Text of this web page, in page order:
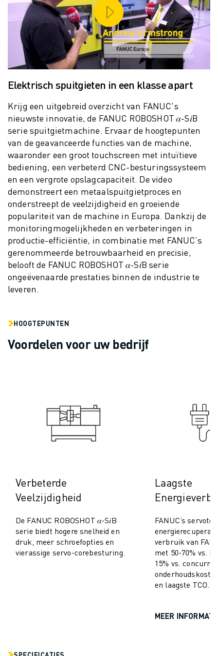
ROBOSHOT TOTAL COST OF OWNERSHIP
DRAADVONKMACHINES
ROBOCUT DRAADVONKMACHINES
ROBOCUT HARDWARE
ROBOCUT SOFTWARE
ROBOCUT DUURZAAMHEID
IIOT-OPLOSSINGEN
SMART FACTORY OPLOSSINGEN
SMART FACTORY OPLOSSINGEN VOOR EEN EFFICIËNTERE
PRODUCT REGISTRATIE » FANUC PORTAAL
CASE STUDIES
OPLOSSINGEN
INDUSTRIEËN
ALLE INDUSTRIEËN
LUCHTVAART
AUTOMOTIVE
ELEKTRISCHE VOERTUIGEN
ELEKTRONICA
FOOD & BEVERAGE
MEDISCH
KUNSTSTOFFEN
OPSLAG & LOGISTIEK
BOOGLASSEN
BOREN EN TAPPEN MET HOGE SNELHEID
MATERIAL HANDLING
PUNTLASSEN
VISION INSPECTIE
CASE STUDIES
CUSTOMER SERVICE
CUSTOMER CARE
FANUC PLANS
Elektrisch spuitgieten in een klasse apart
Krijg een uitgebreid overzicht van FANUC's
nieuwste innovatie, de FANUC ROBOSHOT 𝛼-S𝑖B
serie spuitgietmachine. Ervaar de hoogtepunten
van de geavanceerde functies van de machine,
waaronder een groot touchscreen met intuïtieve
bediening, een verbeterd CNC-besturingssysteem
en een vergrote opslagcapaciteit. De video
demonstreert een metaalspuitgietproces en
onderstreept de veelzijdigheid en groeiende
populariteit van de machine in Europa. Dankzij de
monitoringmogelijkheden en verbeteringen in
productie-efficiëntie, in combinatie met FANUC’s
gerenommeerde betrouwbaarheid en precisie,
belooft de FANUC ROBOSHOT 𝛼-S𝑖B serie
ongeëvenaarde prestaties binnen de industrie te
leveren.
HOOGTEPUNTEN
Voordelen voor uw bedrijf
Verbeterde
Veelzijdigheid
De FANUC ROBOSHOT 𝛼-S𝑖B
serie biedt hogere snelheid en
druk, meer schroefopties en
vierassige servo-corebesturing.
Laagste
FANUC’s
verbruik van
met 50-70% vs.
15% vs.
en laagste TCO.
MEER